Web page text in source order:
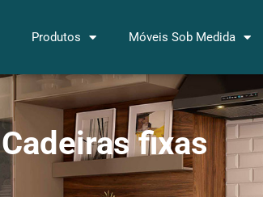
Produtos Móveis Sob Medida
Cadeiras fixas